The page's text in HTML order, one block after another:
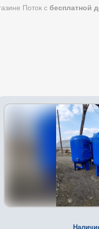
Поток с бесплатной